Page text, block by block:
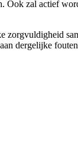
Ook zal actief
zorgvuldigheid
dergelijke